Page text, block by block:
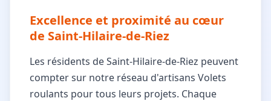
Excellence et proximité au cœur
de Saint-Hilaire-de-Riez
Les résidents de Saint-Hilaire-de-Riez peuvent
compter sur notre réseau d'artisans Volets
roulants pour tous leurs projets. Chaque